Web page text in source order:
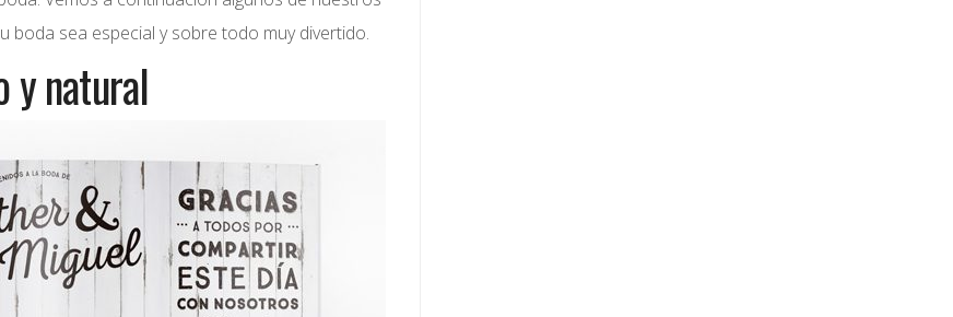
boda sea especial y sobre todo muy divertido.
y natural